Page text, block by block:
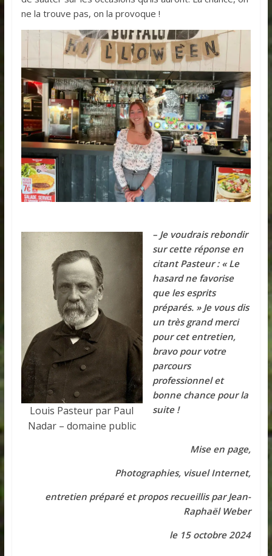
ne la trouve pas, on la provoque !
Louis Pasteur par Paul
Nadar – domaine public
– Je voudrais rebondir
sur cette réponse en
citant Pasteur : « Le
hasard ne favorise
que les esprits
préparés. » Je vous dis
un très grand merci
pour cet entretien,
bravo pour votre
parcours
professionnel et
bonne chance pour la
suite !
Mise en page,
Photographies, visuel Internet,
entretien préparé et propos recueillis par Jean-
Raphaël Weber
le 15 octobre 2024